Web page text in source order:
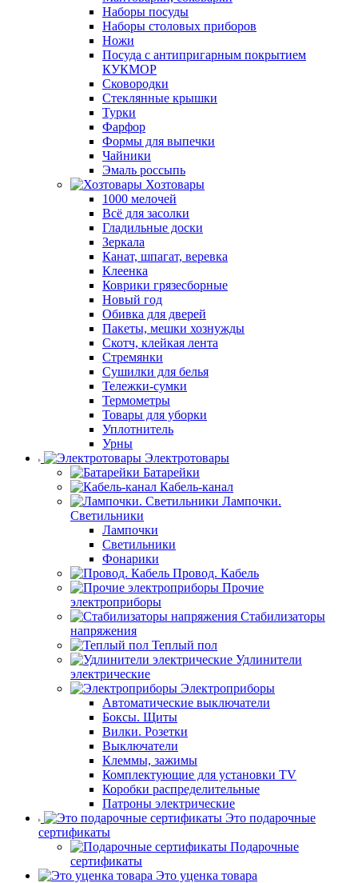
Наборы посуды
Наборы столовых приборов
Ножи
Посуда с антипригарным покрытием
КУКМОР
Сковородки
Стеклянные крышки
Турки
Фарфор
Формы для выпечки
Чайники
Эмаль россыпь
Хозтовары
1000 мелочей
Всё для засолки
Гладильные доски
Зеркала
Канат, шпагат, веревка
Клеенка
Коврики грязесборные
Новый год
Обивка для дверей
Пакеты, мешки хознужды
Скотч, клейкая лента
Стремянки
Сушилки для белья
Тележки-сумки
Термометры
Товары для уборки
Уплотнитель
Урны
Электротовары
Батарейки
Кабель-канал
Лампочки.
Светильники
Лампочки
Светильники
Фонарики
Провод. Кабель
Прочие
электроприборы
Стабилизаторы
напряжения
Теплый пол
Удлинители
электрические
Электроприборы
Автоматические выключатели
Боксы. Щиты
Вилки. Розетки
Выключатели
Клеммы, зажимы
Комплектующие для установки TV
Коробки распределительные
Патроны электрические
Это подарочные
сертификаты
Подарочные
сертификаты
Это уценка товара